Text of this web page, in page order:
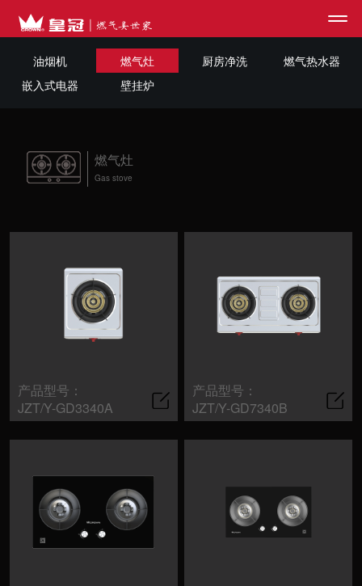
网站首页
皇冠品牌 >
媒体中心 >
合作咨询 >
服务支持 >
油烟机 燃气灶 厨房净洗
燃气热水器
嵌入式电器
壁挂炉
燃气灶
Gas stove
产品型号：
JZT/Y-GD3340A
产品型号：
JZT/Y-GD7340B